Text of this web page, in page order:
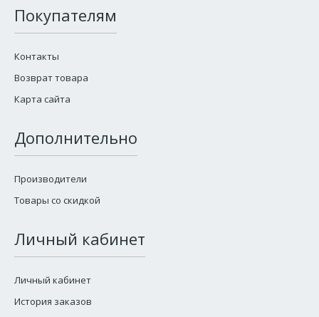
Покупателям
Контакты
Возврат товара
Карта сайта
Дополнительно
Производители
Товары со скидкой
Личный кабинет
Личный кабинет
История заказов